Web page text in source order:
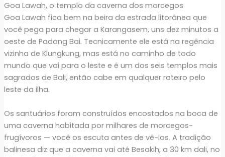
Goa Lawah, o templo da caverna dos morcegos
Goa Lawah fica bem na beira da estrada litorânea que
você pega para chegar a Karangasem, uns dez minutos a
oeste de Padang Bai. Tecnicamente ele está na regência
vizinha de Klungkung, mas está no caminho de todo
mundo que vai para o leste e é um dos seis templos mais
sagrados de Bali, então cabe em qualquer roteiro pelo
leste da ilha.
Os santuários foram construídos encostados na boca de
uma caverna habitada por milhares de morcegos-
frugívoros — você os escuta antes de vê-los. A tradição
balinesa diz que a caverna vai até Besakih, a 30 km dali, no